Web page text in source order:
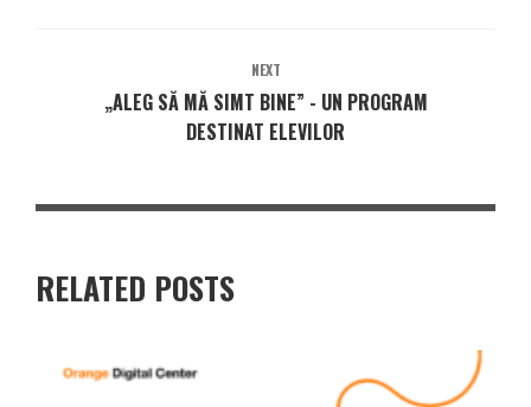
NEXT
„ALEG SĂ MĂ SIMT BINE” - UN PROGRAM
DESTINAT ELEVILOR
RELATED POSTS